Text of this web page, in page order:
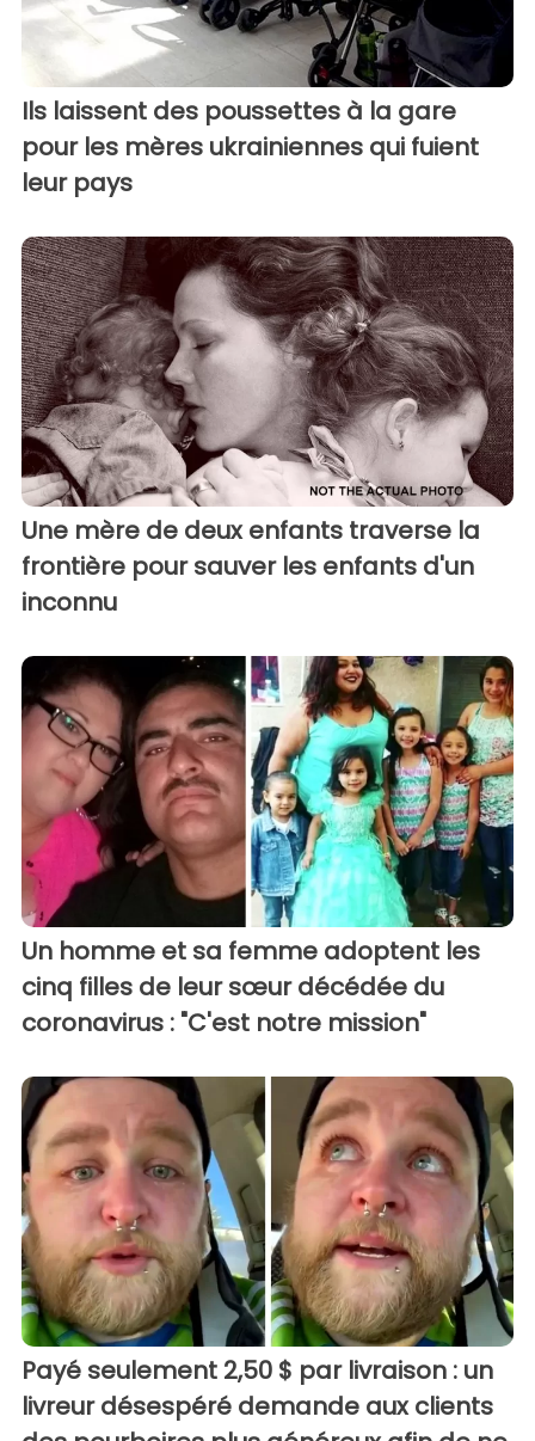
Ils laissent des poussettes à la gare
pour les mères ukrainiennes qui fuient
leur pays
Une mère de deux enfants traverse la
frontière pour sauver les enfants d'un
inconnu
Un homme et sa femme adoptent les
cinq filles de leur sœur décédée du
coronavirus : "C'est notre mission"
Payé seulement 2,50 $ par livraison : un
livreur désespéré demande aux clients